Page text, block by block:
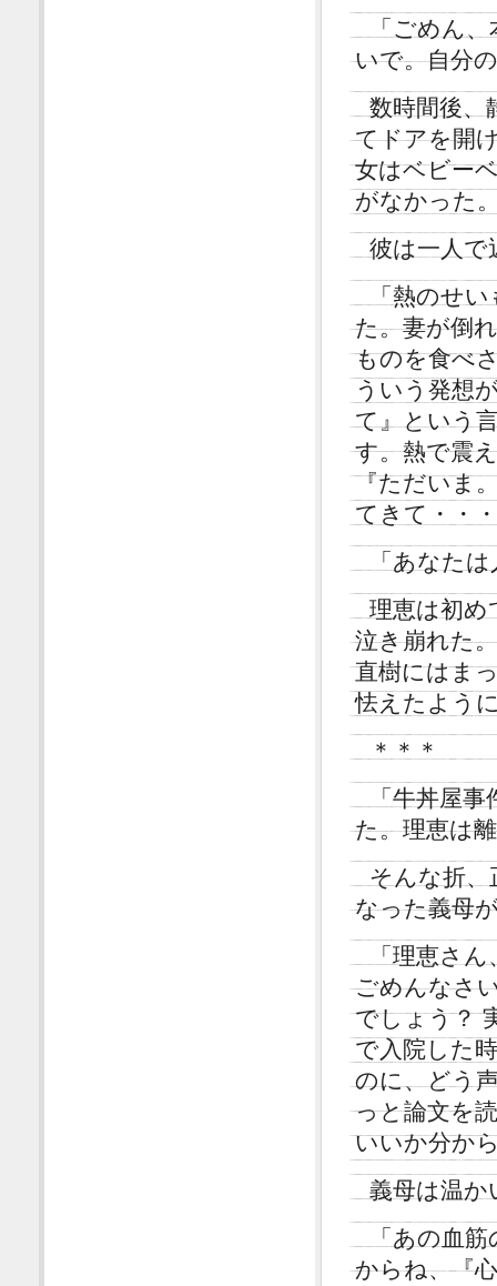
「ごめん
いで。自分
数時間後、
てドアを開
女はベビー
がなかった
彼は一人で
「熱のせ
た。妻が倒
ものを食べ
ういう発想
て』という
す。熱で震
『ただいま
てきて・・
「あなた
理恵は初め
泣き崩れた
直樹にはま
怯えたよう
＊＊＊
「牛丼屋
た。理恵は
そんな折、
なった義母
「理恵さ
ごめんなさ
でしょう？
で入院した
のに、どう
っと論文を
いいか分か
義母は温か
「あの血
からね、『